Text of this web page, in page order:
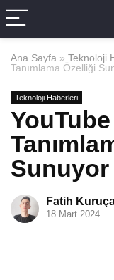
Ana Sayfa » Teknoloji
Tanımlama Özelliği
Teknoloji Haberleri
Sunuyor
Fatih
18 Mart 2024